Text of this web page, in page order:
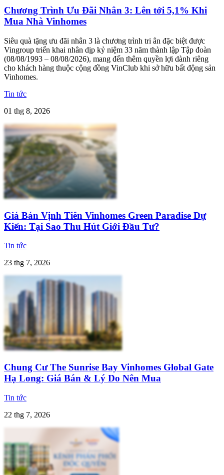
Chương Trình Ưu Đãi Nhân 3: Lên tới 5,1% Khi
Mua Nhà Vinhomes
Siêu quà tặng ưu đãi nhân 3 là chương trình tri ân đặc biệt được
Vingroup triển khai nhân dịp kỷ niệm 33 năm thành lập Tập đoàn
(08/08/1993 – 08/08/2026), mang đến thêm quyền lợi dành riêng
cho khách hàng thuộc cộng đồng VinClub khi sở hữu bất động sản
Vinhomes.
Tin tức
01 thg 8, 2026
Giá Bán Vịnh Tiên Vinhomes Green Paradise Dự
Kiến: Tại Sao Thu Hút Giới Đầu Tư?
Tin tức
23 thg 7, 2026
Chung Cư The Sunrise Bay Vinhomes Global Gate
Hạ Long: Giá Bán & Lý Do Nên Mua
Tin tức
22 thg 7, 2026